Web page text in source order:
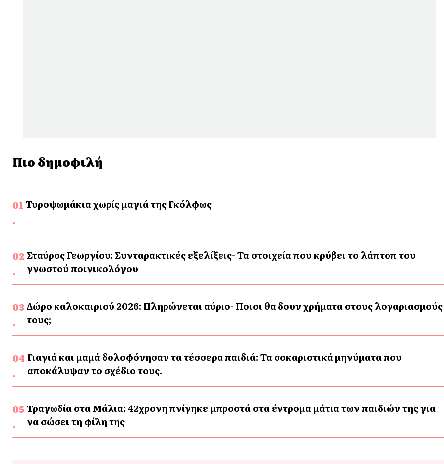
Πιο δημοφιλή
Τυροψωμάκια χωρίς μαγιά της Γκόλφως
Σταύρος Γεωργίου: Συνταρακτικές εξελίξεις- Τα στοιχεία που κρύβει το λάπτοπ του
γνωστού ποινικολόγου
Δώρο καλοκαιριού 2026: Πληρώνεται αύριο- Ποιοι θα δουν χρήματα στους λογαριασμούς
τους;
Γιαγιά και μαμά δολοφόνησαν τα τέσσερα παιδιά: Τα σοκαριστικά μηνύματα που
αποκάλυψαν το σχέδιο τους.
Τραγωδία στα Μάλια: 42χρονη πνίγηκε μπροστά στα έντρομα μάτια των παιδιών της για
να σώσει τη φίλη της